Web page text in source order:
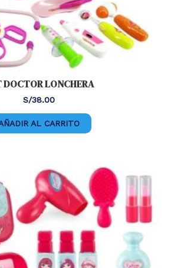
DOCTOR LONCHERA
S/38.00
AL CARRITO